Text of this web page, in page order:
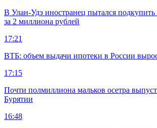
В Улан-Удэ иностранец пытался подкупить
за 2 миллиона рублей
17:21
ВТБ: объем выдачи ипотеки в России
17:15
Почти полмиллиона мальков осетра
Бурятии
16:48